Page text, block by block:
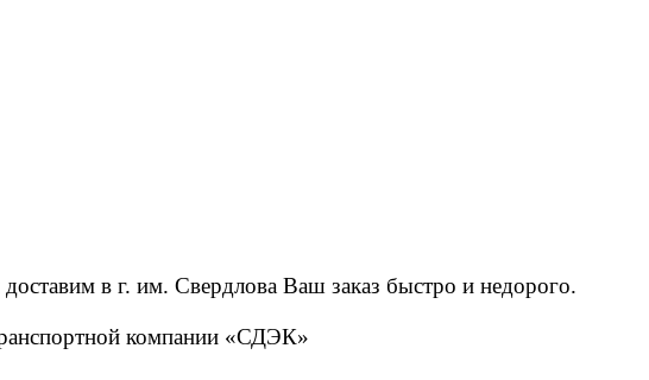
в г. им. Свердлова Ваш заказ быстро и недорого.
компании «СДЭК»